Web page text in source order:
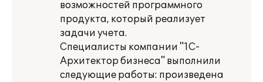
возможностей программного
продукта, который реализует
задачи учета.
Специалисты компании "1С-
Архитектор бизнеса" выполнили
следующие работы: произведена